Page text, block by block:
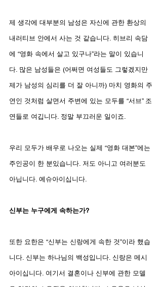
제 생각에 대부분의 남성은 자신에 관한 환상의
내러티브 안에서 사는 것 같습니다. 히브리 속담
에 “영화 속에서 살고 있구나”라는 말이 있습니
다. 많은 남성들은 (어쩌면 여성들도 그렇겠지만
제가 남성의 심리를 더 잘 아니까) 마치 영화의 주
연인 것처럼 살면서 주변에 있는 모두를 “서브” 조
연들로 여깁니다. 정말 부끄러운 일이죠.
우리 모두가 배우로 나오는 실제 “영화 대본”에는
주인공이 한 분있습니다. 저도 아니고 여러분도
아닙니다. 예슈아이십니다.
신부는 누구에게 속하는가?
또한 요한은 “신부는 신랑에게 속한 것”이라 했습
니다. 신부는 하나님의 백성입니다. 신랑은 메시
아이십니다. 여기서 결혼이나 신부에 관한 모델